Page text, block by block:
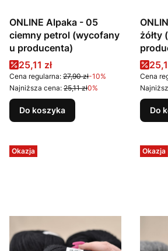
ONLINE Alpaka - 05
ciemny petrol (wycofany
u producenta)
Cena promocyjna
25,11 zł
Cena regularna: 27,90 zł-10%
Najniższa cena: 25,11 zł0%
Do koszyka
żółty
Cena
Do
Okazja Okazja